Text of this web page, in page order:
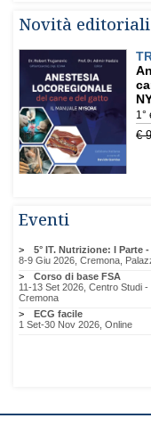
Novità editoriali
Eventi